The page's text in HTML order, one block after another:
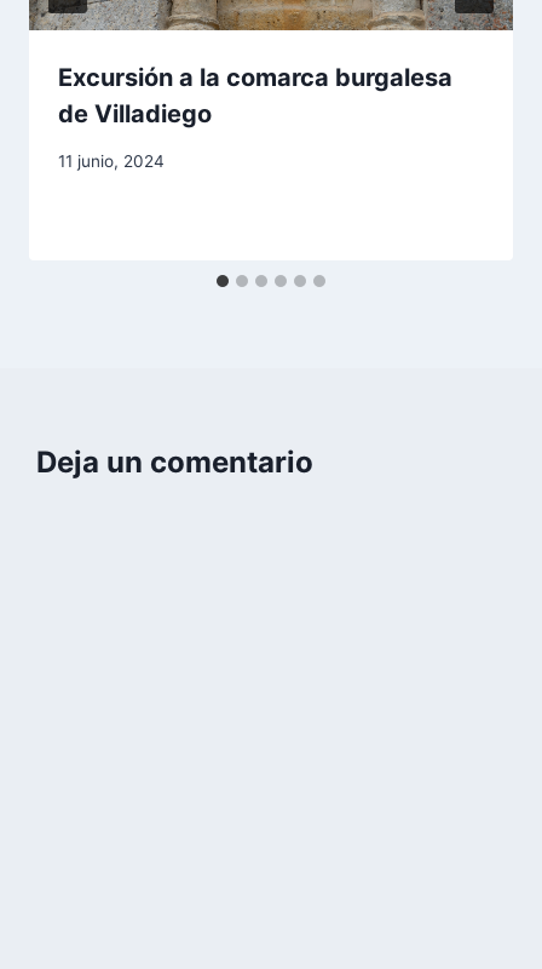
Excursión a la comarca burgalesa
de Villadiego
Por
11 junio, 2024
Deja un comentario